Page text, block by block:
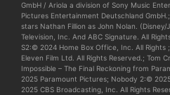
GmbH / Ariola a division of Sony Music
Pictures Entertainment Deutschland GmbH.;
stars Nathan Fillion as John Nolan.
Television, Inc. And ABC Signature. All
S2:© 2024 Home Box Office, Inc. All Rights
Eleven Film Ltd. All Rights Reserved.; Tom
Impossible – The Final Reckoning from
2025 Paramount Pictures; Nobody 2:©
2025 CBS Broadcasting, Inc. All Rights